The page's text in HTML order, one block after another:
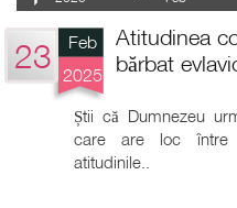
23
Feb
2025
Atitudinea
bărbat
Știi că Dumnezeu
care are loc între
atitudinile..